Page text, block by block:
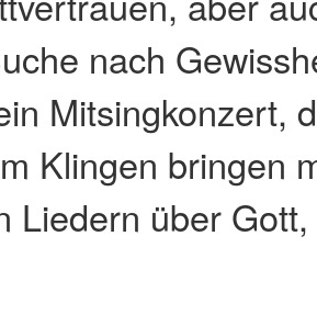
nach
Mitsingkonzert,
Klingen bringen
Liedern über